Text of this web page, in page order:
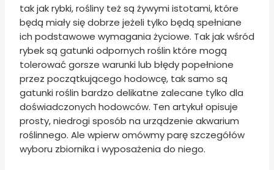
tak jak rybki, rośliny też są żywymi istotami, które
będą miały się dobrze jeżeli tylko będą spełniane
ich podstawowe wymagania życiowe. Tak jak wśród
rybek są gatunki odpornych roślin które mogą
tolerować gorsze warunki lub błędy popełnione
przez początkującego hodowcę, tak samo są
gatunki roślin bardzo delikatne zalecane tylko dla
doświadczonych hodowców. Ten artykuł opisuje
prosty, niedrogi sposób na urządzenie akwarium
roślinnego. Ale wpierw omówmy parę szczegółów
wyboru zbiornika i wyposażenia do niego.